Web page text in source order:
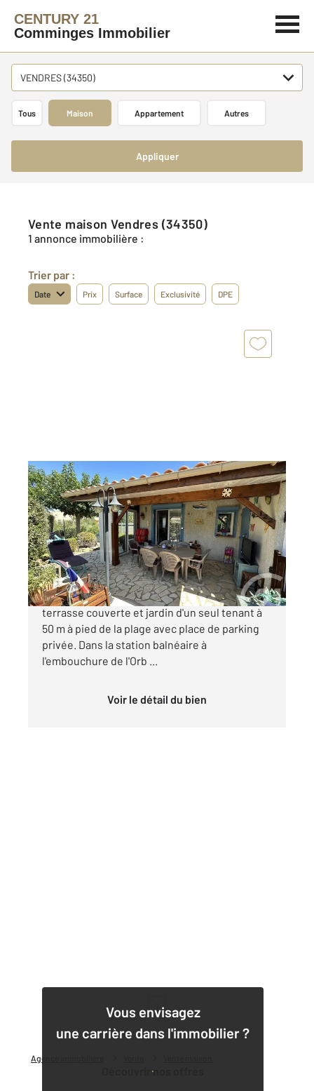
CENTURY 21
Comminges Immobilier
VENDRES (34350)
Tous Maison Appartement Autres
Appliquer
Agence immobilière
Vente maison Vendres (34350)
1 annonce immobilière :
Trier par :
Date Prix Surface Exclusivité DPE
VENDRES 34
29,28 m2, 2 pièces
Ref : 333
Maison à vendre
189 000 €
Vendres Plage Villa T2 bis de plain pied avec
terrasse couverte et jardin d'un seul tenant à
50 m à pied de la plage avec place de parking
privée. Dans la station balnéaire à
l'embouchure de l'Orb ...
Voir le détail du bien
Vous envisagez
une carrière dans l'immobilier ?
Découvrir nos offres